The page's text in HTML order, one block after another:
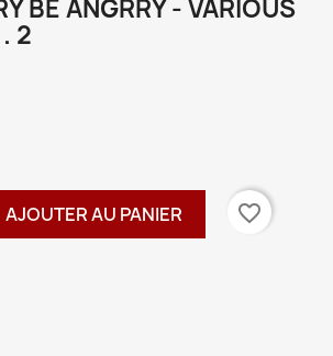
BE ANGRRY - VARIOUS
2
AJOUTER AU PANIER favorite_border